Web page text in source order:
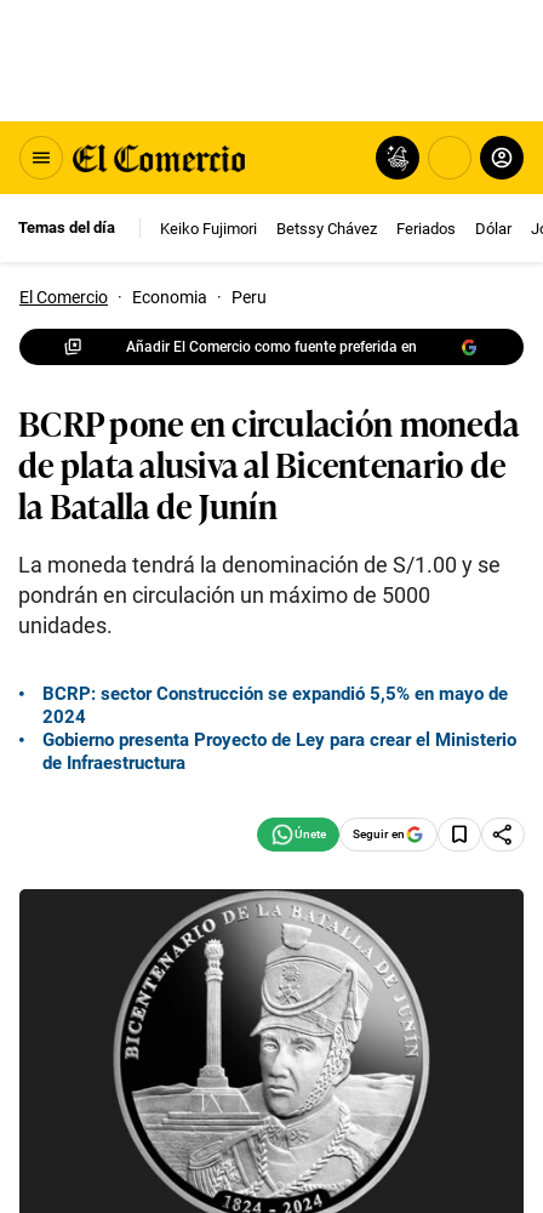
Temas del día Keiko Fujimori Betssy Chávez Feriados Dólar
El Comercio · Economia · Peru
Añadir El Comercio como fuente preferida en
BCRP pone en circulación moneda
de plata alusiva al Bicentenario de
la Batalla de Junín
La moneda tendrá la denominación de S/1.00 y se
pondrán en circulación un máximo de 5000
unidades.
BCRP: sector Construcción se expandió 5,5% en mayo de
2024
Gobierno presenta Proyecto de Ley para crear el Ministerio
de Infraestructura
Seguir en